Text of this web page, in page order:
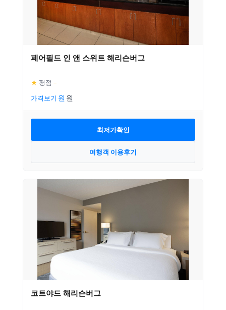
페어필드 인 앤 스위트 해리슨버그
★ 평점 –
가격보기
최저가확인
여행객 이용후기
코트야드 해리슨버그